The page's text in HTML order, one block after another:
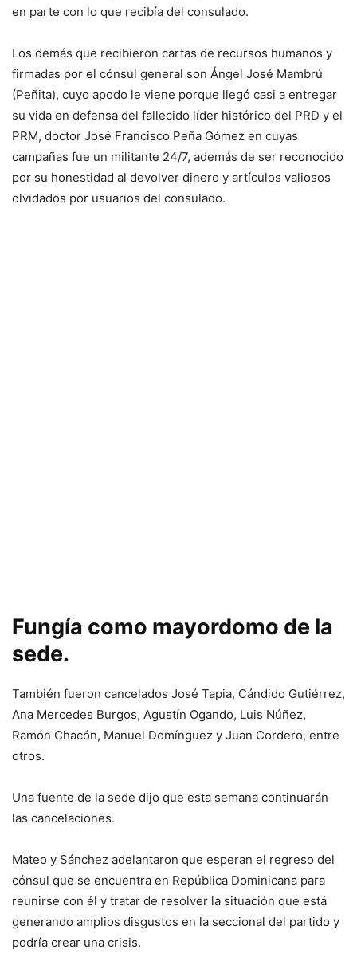
en parte con lo que recibía del consulado.
Los demás que recibieron cartas de recursos humanos y
firmadas por el cónsul general son Ángel José Mambrú
(Peñita), cuyo apodo le viene porque llegó casi a entregar
su vida en defensa del fallecido líder histórico del PRD y el
PRM, doctor José Francisco Peña Gómez en cuyas
campañas fue un militante 24/7, además de ser reconocido
por su honestidad al devolver dinero y artículos valiosos
olvidados por usuarios del consulado.
Fungía como mayordomo de la
sede.
También fueron cancelados José Tapia, Cándido Gutiérrez,
Ana Mercedes Burgos, Agustín Ogando, Luis Núñez,
Ramón Chacón, Manuel Domínguez y Juan Cordero, entre
otros.
Una fuente de la sede dijo que esta semana continuarán
las cancelaciones.
Mateo y Sánchez adelantaron que esperan el regreso del
cónsul que se encuentra en República Dominicana para
reunirse con él y tratar de resolver la situación que está
generando amplios disgustos en la seccional del partido y
podría crear una crisis.